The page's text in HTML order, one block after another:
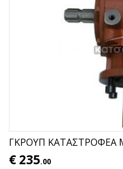
ΓΚΡΟΥΠ ΚΑΤΑΣΤΡΟΦΕΑ
€ 235.00